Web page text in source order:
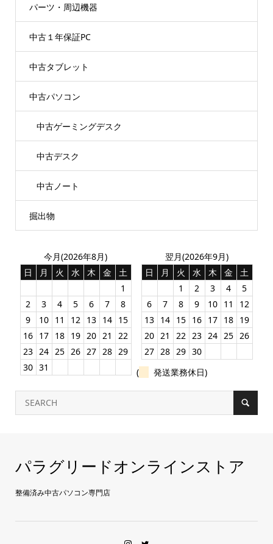
パーツ・周辺機器
中古１年保証PC
中古タブレット
中古パソコン
中古ゲーミングデスク
中古デスク
中古ノート
掘出物
今月(2026年8月)
日
月 火 水 木 金
土
1
2
3 4 5 6 7
8
9
10 11 12 13 14 15
16 17 18 19 20 21
22
23 24 25 26 27 28 29
30 31
翌月(2026年9月)
日
月 火 水 木 金
土
1
2 3 4
5
6
7 8 9 10 11
12
13 14 15 16 17 18 19
20 21 22 23 24 25 26
27 28 29 30
(
発送業務休日)
パラグリードオンラインストア
整備済み中古パソコン専門店